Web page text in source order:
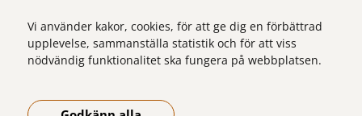
Vi använder kakor, cookies, för att ge dig en förbättrad
upplevelse, sammanställa statistik och för att viss
nödvändig funktionalitet ska fungera på webbplatsen.